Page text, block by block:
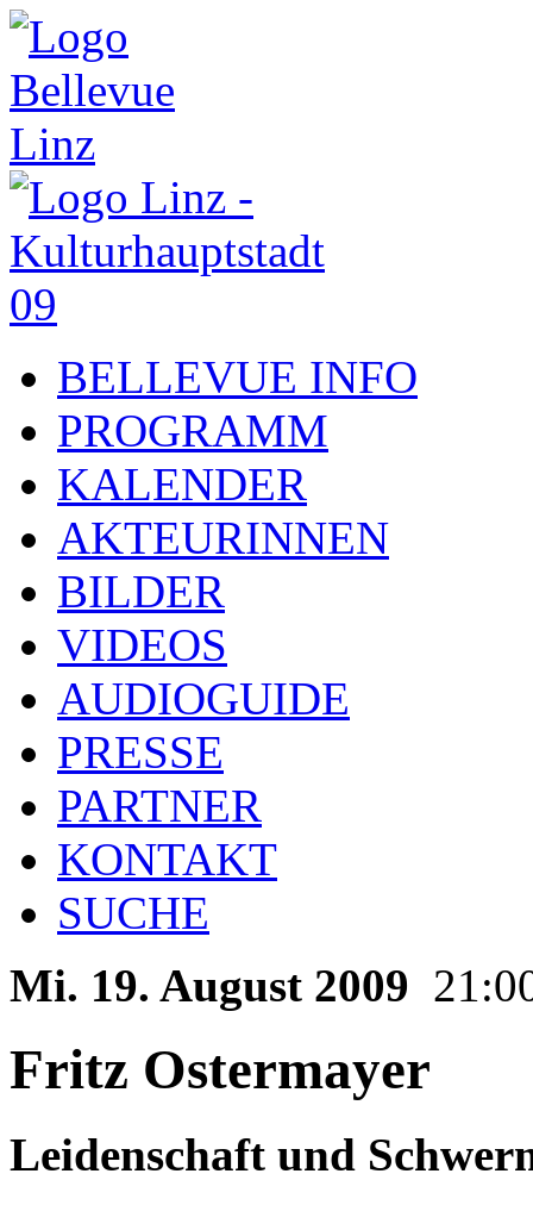
BELLEVUE INFO
PROGRAMM
KALENDER
AKTEURINNEN
BILDER
VIDEOS
AUDIOGUIDE
PRESSE
PARTNER
KONTAKT
SUCHE
Mi. 19. August 2009
Fritz Ostermayer
Leidenschaft und